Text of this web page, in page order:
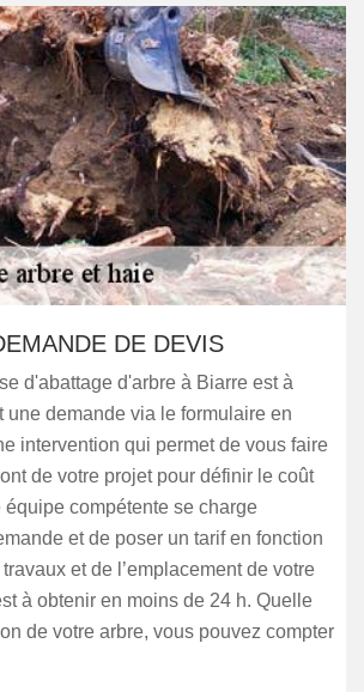
DE DEVIS
d'abattage d'arbre à Biarre est à
une demande via le formulaire en
intervention qui permet de vous faire
de votre projet pour définir le coût
équipe compétente se charge
et de poser un tarif en fonction
et de l’emplacement de votre
à obtenir en moins de 24 h. Quelle
de votre arbre, vous pouvez compter